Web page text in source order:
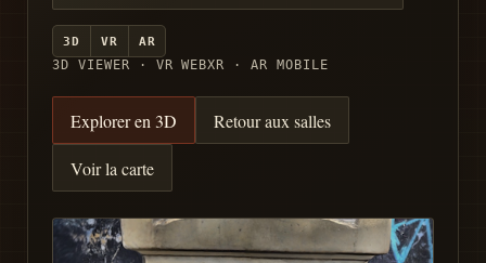
3D VR AR
3D VIEWER · VR WEBXR · AR MOBILE
Explorer en 3D Retour aux salles
Voir la carte